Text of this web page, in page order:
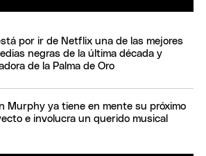
por ir de Netflix una de las mejores
negras de la última década y
de la Palma de Oro
Murphy ya tiene en mente su próximo
e involucra un querido musical